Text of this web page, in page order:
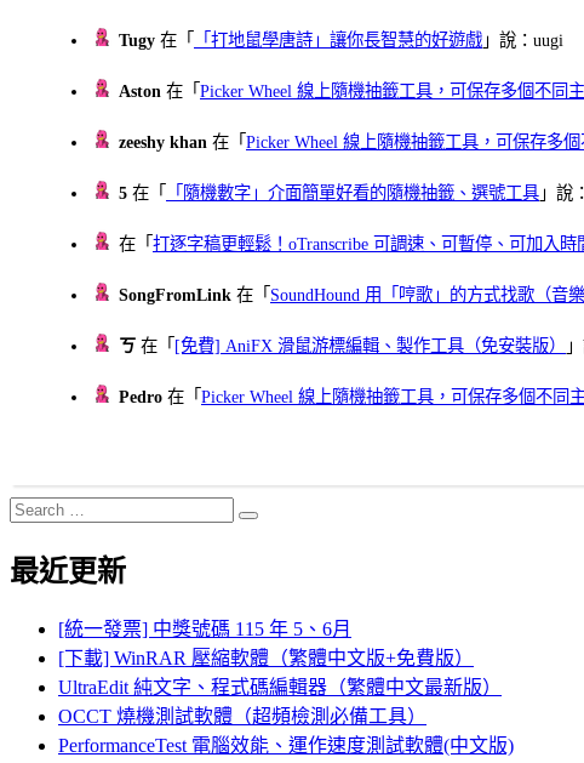
Tugy 在「 「打地鼠學唐詩」讓你長智慧的好遊戲 」說：uugi
Aston 在「Picker Wheel 線上隨機抽籤工具，可保存多個不同
zeeshy khan 在「Picker Wheel 線上隨機抽籤工具，可保存多個
5 在「 「隨機數字」介面簡單好看的隨機抽籤、選號工具 」說
在「打逐字稿更輕鬆！oTranscribe 可調速、可暫停、可加入
SongFromLink 在「 SoundHound 用「哼歌」的方式找歌（音
ㄎ 在「 [免費] AniFX 滑鼠游標編輯、製作工具（免安裝版）
Pedro 在「Picker Wheel 線上隨機抽籤工具，可保存多個不同
Search
for:
Search
最近更新
[統一發票] 中獎號碼 115 年 5、6月
[下載] WinRAR 壓縮軟體（繁體中文版+免費版）
UltraEdit 純文字、程式碼編輯器（繁體中文最新版）
OCCT 燒機測試軟體（超頻檢測必備工具）
PerformanceTest 電腦效能、運作速度測試軟體(中文版)